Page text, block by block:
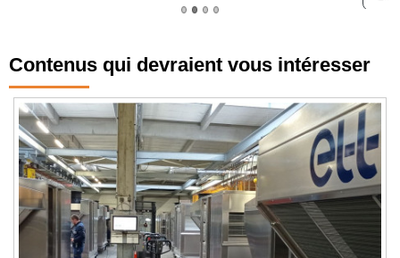
Contenus qui devraient vous intéresser